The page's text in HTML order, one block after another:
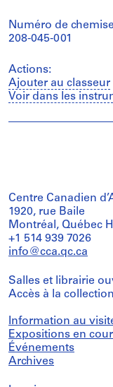
Numéro de
208-045-001
Actions:
Ajouter au classeur
Voir dans les
Centre Canadien
1920, rue Baile
Montréal, Québec
+1 514 939 7026
info@cca.qc.ca
Salles et librairie
Accès à la collection
Information au
Expositions en
Événements
Archives